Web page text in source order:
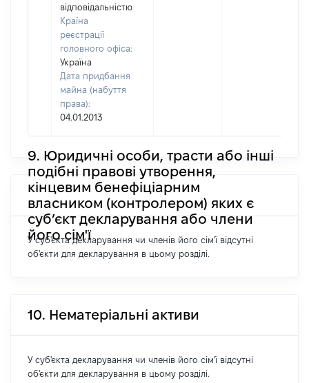
відповідальністю
Країна
реєстрації
головного офіса:
Україна
Дата придбання
майна (набуття
права):
04.01.2013
9. Юридичні особи, трасти або інші
подібні правові утворення,
кінцевим бенефіціарним
власником (контролером) яких є
суб’єкт декларування або члени
його сім'ї
У суб'єкта декларування чи членів його сім'ї відсутні
об'єкти для декларування в цьому розділі.
10. Нематеріальні активи
У суб'єкта декларування чи членів його сім'ї відсутні
об'єкти для декларування в цьому розділі.